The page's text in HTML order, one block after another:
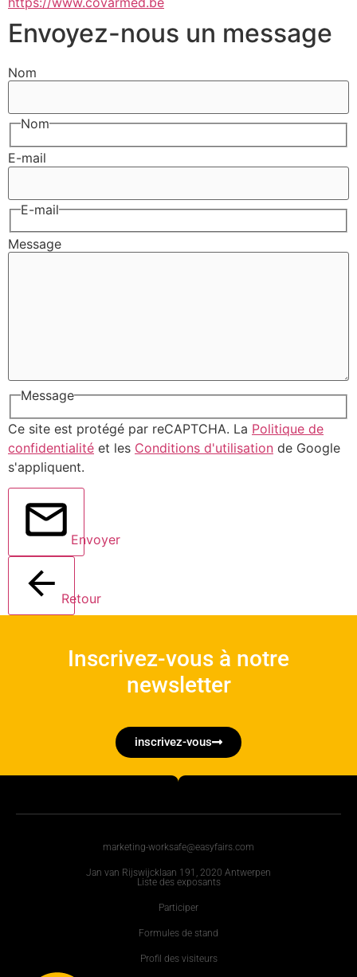
Envoyez-nous un message
Nom
Nom
E-mail
E-mail
Message
Message
Ce site est protégé par reCAPTCHA. La Politique de
confidentialité et les Conditions d'utilisation de Google
s'appliquent.
Envoyer
Retour
Inscrivez-vous à notre
newsletter
inscrivez-vous
marketing-worksafe@easyfairs.com
Jan van Rijswijcklaan 191, 2020 Antwerpen
Liste des exposants
Participer
Formules de stand
Profil des visiteurs